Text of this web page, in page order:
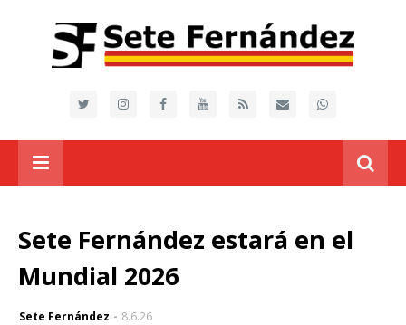
Sete Fernández estará en el
Mundial 2026
Sete Fernández 8.6.26